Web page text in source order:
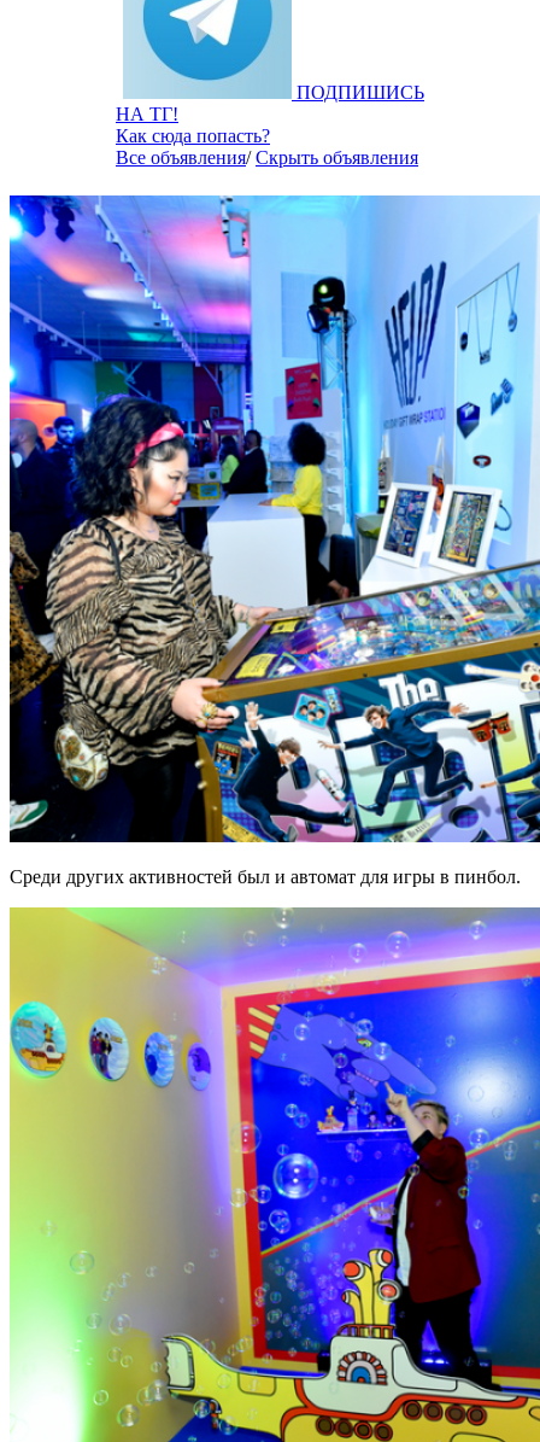
ПОДПИШИСЬ
НА ТГ!
Как сюда попасть?
Все объявления/Скрыть объявления
Среди других активностей был и автомат для игры в пинбол.